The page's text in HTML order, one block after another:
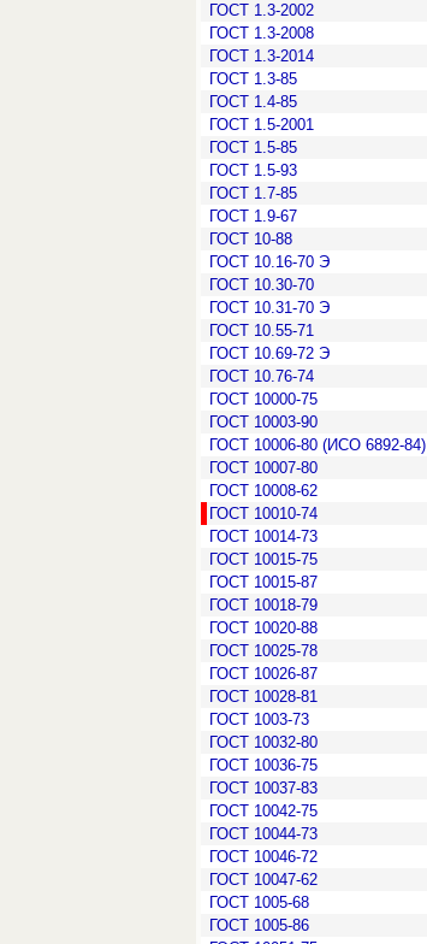
ГОСТ 1.3-2002
ГОСТ 1.3-2008
ГОСТ 1.3-2014
ГОСТ 1.3-85
ГОСТ 1.4-85
ГОСТ 1.5-2001
ГОСТ 1.5-85
ГОСТ 1.5-93
ГОСТ 1.7-85
ГОСТ 1.9-67
ГОСТ 10-88
ГОСТ 10.16-70 Э
ГОСТ 10.30-70
ГОСТ 10.31-70 Э
ГОСТ 10.55-71
ГОСТ 10.69-72 Э
ГОСТ 10.76-74
ГОСТ 10000-75
ГОСТ 10003-90
ГОСТ 10006-80 (ИСО 6892-84)
ГОСТ 10007-80
ГОСТ 10008-62
ГОСТ 10010-74
ГОСТ 10014-73
ГОСТ 10015-75
ГОСТ 10015-87
ГОСТ 10018-79
ГОСТ 10020-88
ГОСТ 10025-78
ГОСТ 10026-87
ГОСТ 10028-81
ГОСТ 1003-73
ГОСТ 10032-80
ГОСТ 10036-75
ГОСТ 10037-83
ГОСТ 10042-75
ГОСТ 10044-73
ГОСТ 10046-72
ГОСТ 10047-62
ГОСТ 1005-68
ГОСТ 1005-86